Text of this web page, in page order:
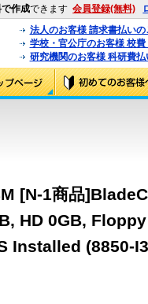
作成できます 会員登録(無料)
法人のお客様 請求書払いの
学校・官公庁のお客様 校
研究機関のお客様 科研費
[N-1商品
HD 0GB,
Installed (8850-